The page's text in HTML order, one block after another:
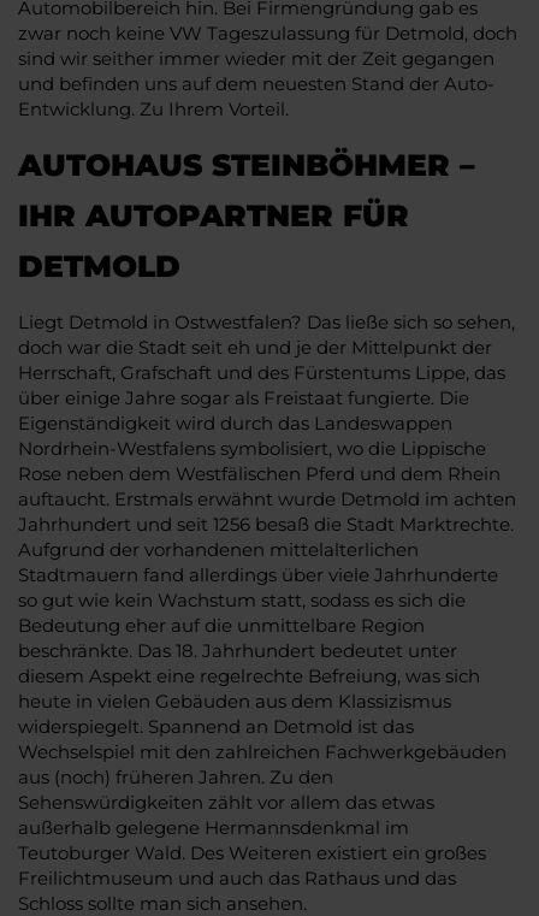
Automobilbereich hin. Bei Firmengründung gab es
zwar noch keine VW Tageszulassung für Detmold, doch
sind wir seither immer wieder mit der Zeit gegangen
und befinden uns auf dem neuesten Stand der Auto-
Entwicklung. Zu Ihrem Vorteil.
AUTOHAUS STEINBÖHMER –
IHR AUTOPARTNER FÜR
DETMOLD
Liegt Detmold in Ostwestfalen? Das ließe sich so sehen,
doch war die Stadt seit eh und je der Mittelpunkt der
Herrschaft, Grafschaft und des Fürstentums Lippe, das
über einige Jahre sogar als Freistaat fungierte. Die
Eigenständigkeit wird durch das Landeswappen
Nordrhein-Westfalens symbolisiert, wo die Lippische
Rose neben dem Westfälischen Pferd und dem Rhein
auftaucht. Erstmals erwähnt wurde Detmold im achten
Jahrhundert und seit 1256 besaß die Stadt Marktrechte.
Aufgrund der vorhandenen mittelalterlichen
Stadtmauern fand allerdings über viele Jahrhunderte
so gut wie kein Wachstum statt, sodass es sich die
Bedeutung eher auf die unmittelbare Region
beschränkte. Das 18. Jahrhundert bedeutet unter
diesem Aspekt eine regelrechte Befreiung, was sich
heute in vielen Gebäuden aus dem Klassizismus
widerspiegelt. Spannend an Detmold ist das
Wechselspiel mit den zahlreichen Fachwerkgebäuden
aus (noch) früheren Jahren. Zu den
Sehenswürdigkeiten zählt vor allem das etwas
außerhalb gelegene Hermannsdenkmal im
Teutoburger Wald. Des Weiteren existiert ein großes
Freilichtmuseum und auch das Rathaus und das
Schloss sollte man sich ansehen.